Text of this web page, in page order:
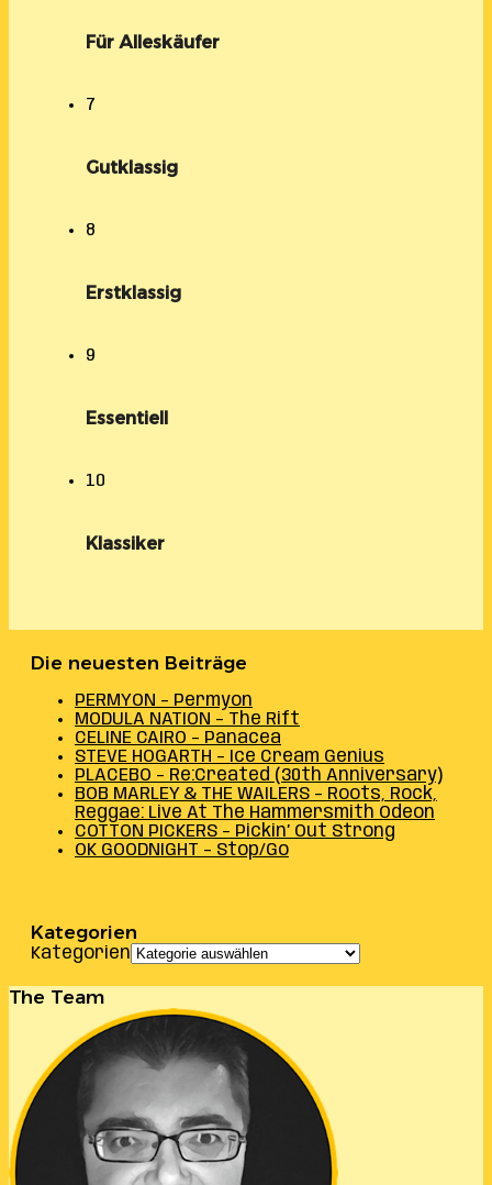
Für Alleskäufer
7
Gutklassig
8
Erstklassig
9
Essentiell
10
Klassiker
Die neuesten Beiträge
PERMYON – Permyon
MODULA NATION – The Rift
CELINE CAIRO – Panacea
STEVE HOGARTH – Ice Cream Genius
PLACEBO – Re:Created (30th Anniversary)
BOB MARLEY & THE WAILERS – Roots, Rock,
Reggae: Live At The Hammersmith Odeon
COTTON PICKERS – Pickin’ Out Strong
OK GOODNIGHT – Stop/Go
Kategorien
Kategorien
The Team